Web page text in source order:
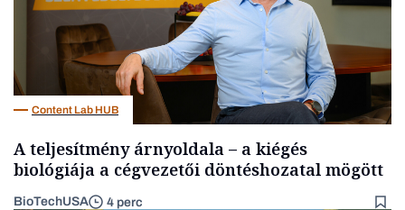
Content Lab HUB
A teljesítmény árnyoldala – a kiégés
biológiája a cégvezetői döntéshozatal mögött
BioTechUSA 4 perc